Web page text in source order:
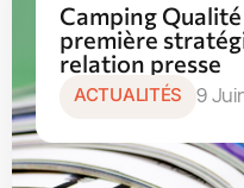
Camping
première
relation presse
ACTUALITÉS 9